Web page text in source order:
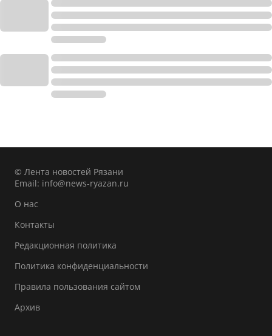
© Лента новостей Рязани
Email: info@news-ryazan.ru
О нас
Контакты
Редакционная политика
Политика конфиденциальности
Правила пользования сайтом
Архив